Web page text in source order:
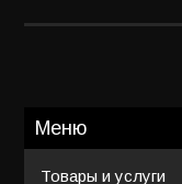
Товары и услуги